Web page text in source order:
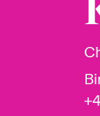
Qui nous
Espace